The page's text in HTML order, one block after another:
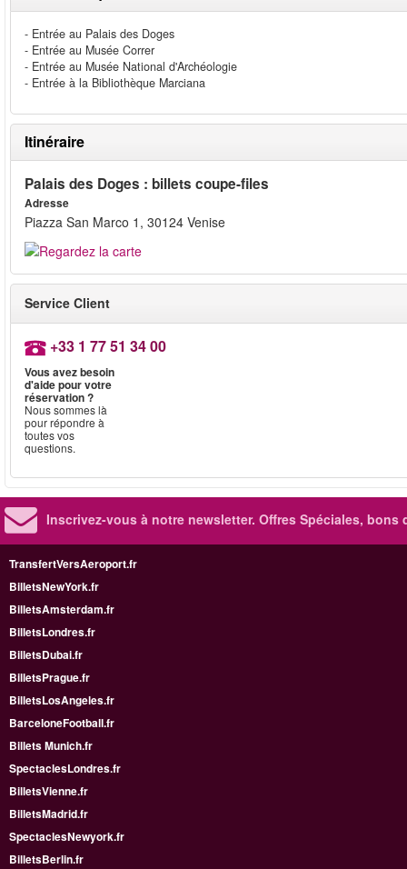
- Entrée au Palais des Doges
- Entrée au Musée Correr
- Entrée au Musée National d'Archéologie
- Entrée à la Bibliothèque Marciana
Itinéraire
Palais des Doges : billets coupe-files
Adresse
Piazza San Marco 1, 30124 Venise
Service Client
+33 1 77 51 34 00
Vous avez besoin
d'aide pour votre
réservation ?
Nous sommes là
pour répondre à
toutes vos
questions.
Inscrivez-vous à notre newsletter. Offres Spéciales, bons
TransfertVersAeroport.fr
BilletsNewYork.fr
BilletsAmsterdam.fr
BilletsLondres.fr
BilletsDubai.fr
BilletsPrague.fr
BilletsLosAngeles.fr
BarceloneFootball.fr
Billets Munich.fr
SpectaclesLondres.fr
BilletsVienne.fr
BilletsMadrid.fr
SpectaclesNewyork.fr
BilletsBerlin.fr